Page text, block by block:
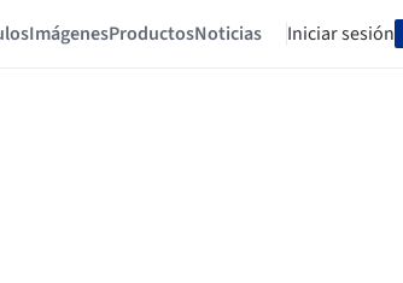
ImágenesProductosNoticias Iniciar sesión